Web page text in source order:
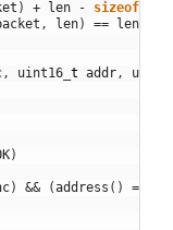
) + len - sizeof
, len) == len
, uint16 t addr,
)
) && (address ( ) ==